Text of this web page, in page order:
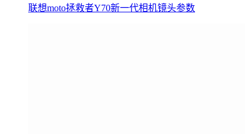
联想moto拯救者Y70新一代相机镜头参数